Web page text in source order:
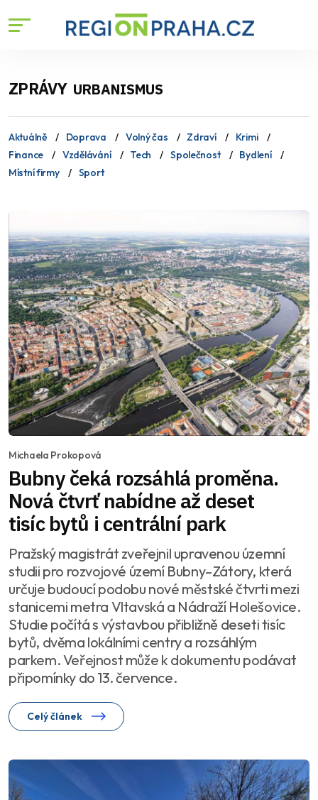
ZPRÁVY URBANISMUS
Aktuálně Doprava Volný čas Zdraví
Krimi
Finance
Vzdělávání Tech Společnost
Bydlení
Místní firmy
Sport
Michaela Prokopová
Bubny čeká rozsáhlá proměna.
Nová čtvrť nabídne až deset
tisíc bytů i centrální park
Pražský magistrát zveřejnil upravenou územní
studii pro rozvojové území Bubny–Zátory, která
určuje budoucí podobu nové městské čtvrti mezi
stanicemi metra Vltavská a Nádraží Holešovice.
Studie počítá s výstavbou přibližně deseti tisíc
bytů, dvěma lokálními centry a rozsáhlým
parkem. Veřejnost může k dokumentu podávat
připomínky do 13. července.
Celý článek